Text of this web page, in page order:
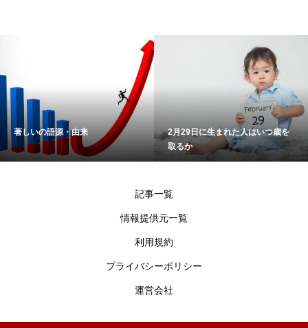
著しいの語源・由来
2月29日に生まれた人はいつ歳を
取るか
記事一覧
情報提供元一覧
利用規約
プライバシーポリシー
運営会社